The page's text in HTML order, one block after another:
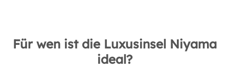
Für wen ist die Luxusinsel Niyama
ideal?